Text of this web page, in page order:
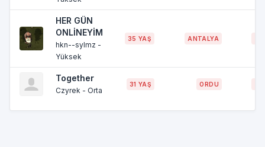
HER GÜN
ONLİNEYİM
hkn--sylmz -
Yüksek
35 YAŞ ANTALYA
Together
Czyrek - Orta
31 YAŞ ORDU